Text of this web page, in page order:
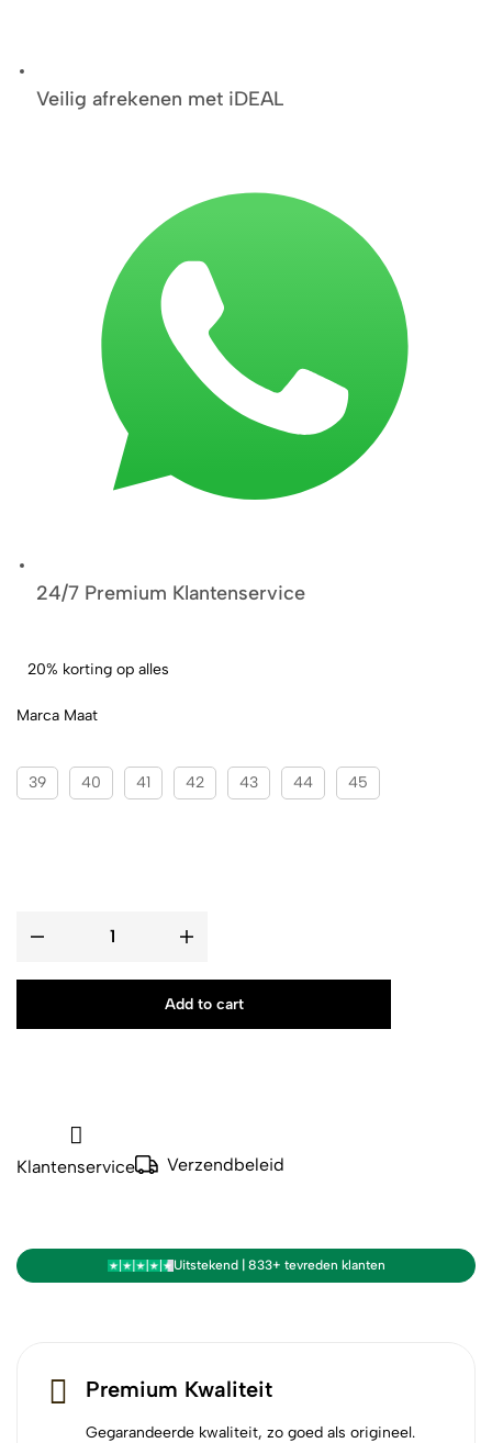
Veilig afrekenen met iDEAL
24/7 Premium Klantenservice
20% korting op alles
Marca Maat
39 40 41 42 43 44 45
Add to cart
Klantenservice Verzendbeleid
Uitstekend | 833+ tevreden klanten
Premium Kwaliteit
Gegarandeerde kwaliteit, zo goed als origineel.